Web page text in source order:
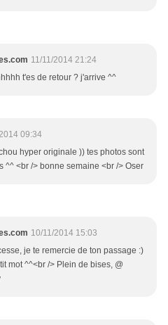
11/11/2014 21:24
t'es de retour ? j'arrive ^^
09:34
hyper originale )) tes photos sont
^^ <br /> bonne semaine <br /> Oser
10/11/2014 15:03
je te remercie de ton passage :)
mot ^^<br /> Plein de bises, @